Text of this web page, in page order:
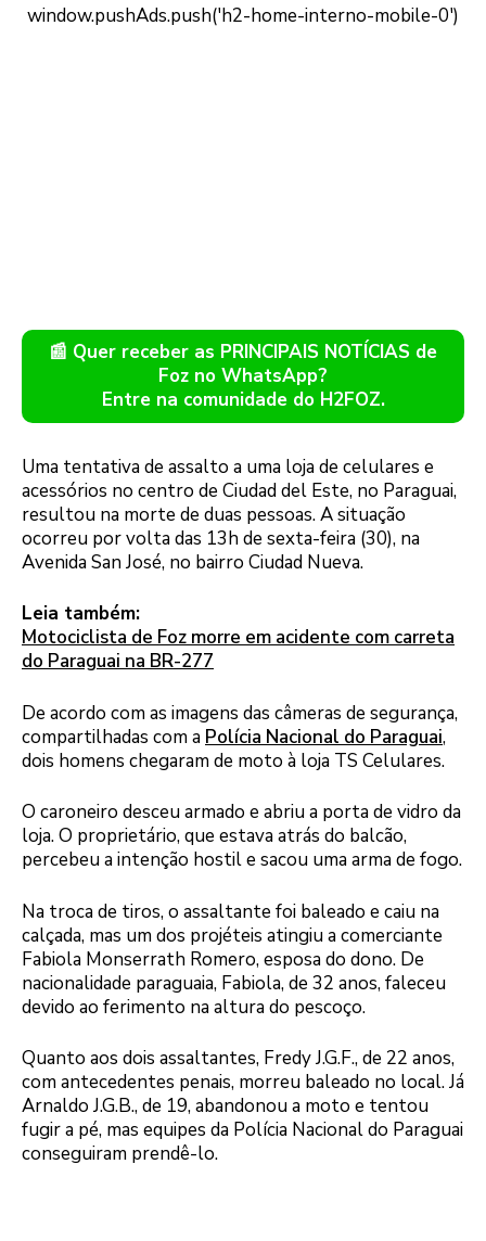
📰 Quer receber as PRINCIPAIS NOTÍCIAS de
Foz no WhatsApp?
Entre na comunidade do H2FOZ.
Uma tentativa de assalto a uma loja de celulares e
acessórios no centro de Ciudad del Este, no Paraguai,
resultou na morte de duas pessoas. A situação
ocorreu por volta das 13h de sexta-feira (30), na
Avenida San José, no bairro Ciudad Nueva.
Leia também:
Motociclista de Foz morre em acidente com carreta
do Paraguai na BR-277
De acordo com as imagens das câmeras de segurança,
compartilhadas com a Polícia Nacional do Paraguai,
dois homens chegaram de moto à loja TS Celulares.
O caroneiro desceu armado e abriu a porta de vidro da
loja. O proprietário, que estava atrás do balcão,
percebeu a intenção hostil e sacou uma arma de fogo.
Na troca de tiros, o assaltante foi baleado e caiu na
calçada, mas um dos projéteis atingiu a comerciante
Fabiola Monserrath Romero, esposa do dono. De
nacionalidade paraguaia, Fabiola, de 32 anos, faleceu
devido ao ferimento na altura do pescoço.
Quanto aos dois assaltantes, Fredy J.G.F., de 22 anos,
com antecedentes penais, morreu baleado no local. Já
Arnaldo J.G.B., de 19, abandonou a moto e tentou
fugir a pé, mas equipes da Polícia Nacional do Paraguai
conseguiram prendê-lo.